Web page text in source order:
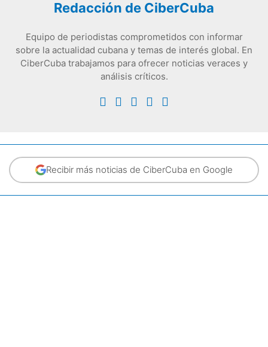
Redacción de CiberCuba
Equipo de periodistas comprometidos con informar
sobre la actualidad cubana y temas de interés global. En
CiberCuba trabajamos para ofrecer noticias veraces y
análisis críticos.
Recibir más noticias de CiberCuba en Google